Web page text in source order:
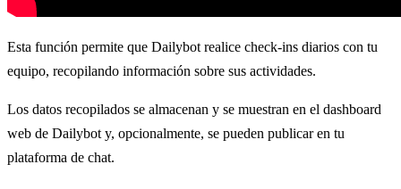
Esta función permite que Dailybot realice check-ins diarios con tu
equipo, recopilando información sobre sus actividades.
Los datos recopilados se almacenan y se muestran en el dashboard
web de Dailybot y, opcionalmente, se pueden publicar en tu
plataforma de chat.